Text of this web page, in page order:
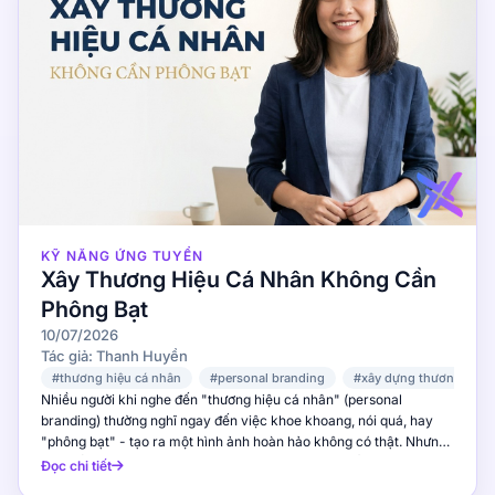
lần mà là liên tục, nhất quán qua nhiều tháng.
Cách trả lời tốt: "Trong 6 tháng đầu tại công ty
A, tôi đạt 110% KPI hàng tháng. Sang quý 3, tôi
vượt target 15% với doanh thu 450 triệu đồng,
trong đó 60% đến từ khách hàng mới. Tháng
cuối năm, dù thị trường chững lại, tôi vẫn đạt
100% mục tiêu nhờ tập trung vào khách hàng
chung như "thỉnh thoảng tôi đạt tốt" mà không
có con số cụ thể. Nhà tuyển dụng sẽ nghi ngờ
con số của bạn không đáng tin. 1.3 Điều gì thúc
đẩy bạn khi làm nghề sales? Câu hỏi này đánh
giá động lực thực sự của bạn. Nhà tuyển dụng
cần biết bạn gắn bó với nghề vì đam mê hay
chỉ vì đồng lương. Cách trả lời tốt: "Tôi thích
cảm giác giải được bài toán cho khách hàng.
Có những tháng khách hàng nói 'không' liên
tục, nhưng tháng tôi tìm ra đúng giải pháp và
khách ký hợp đồng 200 triệu - đó là khoảnh
khắc tôi nhớ mãi. Tiền lương là kết quả, không
phải mục tiêu." Lý do nhà tuyển dụng hỏi:
Nhân viên sales chỉ vì tiền sẽ bỏ việc ngay khi
KỸ NĂNG ỨNG TUYỂN
Xây Thương Hiệu Cá Nhân Không Cần
Phông Bạt
Tác giả: Thanh Huyền
10/07/2026
#thương hiệu cá nhân #personal branding #xây dựng thương hiệu
Nhiều người khi nghe đến "thương hiệu cá nhân" (personal branding) thường nghĩ ngay đến việc khoe khoang, nói quá, hay "phông bạt" - tạo ra một hình ảnh hoàn hảo không có thật. Nhưng thực tế, xây dựng personal brand hiệu quả không hề đòi hỏi bạn phải giả vờ là người khác. Ngược lại, chính việc cố gắng tỏa sáng theo cách không đúng với bản chất sẽ phản tác dụng - khiến bạn mất uy tín thay vì được tôn trọng. Vậy làm thế nào để xây dựng thương hiệu cá nhân một cách chân thực, khiến sếp và đối tác tự nhiên ngưỡng mộ và nể trọng bạn? Bài viết này sẽ chia sẻ những "tuyệt chiêu" giúp bạn làm điều đó - từ việc khám phá giá trị thật, tạo giá trị cho người khác, đến duy trì sự nhất quán trong mọi hành động. 👉 Bắt đầu xây dựng thương hiệu cá nhân ngay tại x-interview.com - nơi bạn có thể luyện tập phỏng vấn và thể hiện giá trị thật. 1. Tại Sao "Phông Bạt" Lại Không Bao Giờ Hiệu Quả? Trước khi vào chi tiết, hãy cùng hiểu tại sao cách tiếp cận "giả tạo" thường thất bại trong môi trường công sở và kinh doanh. Sự Không Nhất Quán (Inconsistency) Khi bạn tự dựng một hình ảnh không phải bản thân, bạn phải liên tục "diễn". Chỉ cần một khoảnh khắc lộ ra sự khác biệt giữa "người bạn" và "người họ nhìn thấy" - uy tín của bạn sụp đổ ngay lập tức. Trong môi trường công sở, nơi bạn làm việc hàng ngày với cùng nhóm người, việc duy trì mask (mặt nạ) là bất khả thi. Đặc biệt trong thời đại thông tin hiện nay, mọi thứ đều có thể được kiểm tra. LinkedIn profile, các bài viết trên mạng xã hội, phản hồi từ đồng nghiệp cũ - tất cả đều có thể tiết lộ sự mâu thuẫn giữa hình ảnh bạn xây dựng và con người thật. Khi sự thật được phơi bày, thiệt hại về uy tín còn nghiêm trọng hơn nhiều so với việc bạn chưa từng "phông bạt" bao giờ. Mất Năng Lượng (Energy Drain) "Người giỏi nhất" không chỉ là người có thành tích cao, mà còn là người có khả năng duy trì hiệu suất trong thời gian dài. Cố gắng trở thành "phiên bản khác" tốn rất nhiều năng lượng cảm xúc, khiến bạn mau kiệt sức và khó duy trì phong độ. Nghiên cứu từ Đại học Stanford cho thấy rằng việc duy trì một "hình ảnh giả tạo" đòi hỏi não bộ phải làm việc gấp đôi so với việc là chính mình. Điều này giải thích tại sao nhiều người cảm thấy kiệt sức sau một ngày làm việc dài - không phải vì công việc quá nặng, mà vì họ dành quá nhiều năng lượng cho việc "giả vờ". Thiếu Bằng Chứng (No Proof) Cho dù bạn có "nói" mình giỏi đến đâu, nếu không có bằng chứng, người khác sẽ không tin. Sếp và đối tác đều là những người đã nhìn thấy nhiều "hàng giả" - họ có khả năng phát hiện rất tinh tế. Điều quan trọng nhất: personal branding không phải là tạo ra một hình ảnh giả tạo, mà là khám phá và tỏa sáng giá trị thật của bạn. 2. Tuyệt Chiêu #1: "Giá Trị Thật" - Đừng Tạo Ra, Hãy Khám Phá Ra Cách Thực Hiện Thay vì hỏi "Tôi nên trông như thế nào để gây ấn tượng?", hãy hỏi "Điều gì làm tôi KHÁC BIỆT một cách tự nhiên?" Mỗi người đều có những điểm mạnh, phong cách, và cách tiếp cận công việc riêng. Bạn hãy nhận ra những điều này và để chúng trở thành phần thương hiệu của bạn. Cách khám phá: Hỏi người thân tín: "Theo bạn, điều gì làm tôi khác biệt?" Viết ra 5 thành tựu bạn tự hào nhất trong công việc Nhận ra quy luật: Bạn thường được khen về điều gì? Điều gì bạn làm tốt hơn hầu hết mọi người một cách tự nhiên? Phân tích feedback từ sếp và đồng nghiệp trong các buổi đánh giá hiệu suất Ví dụ thực tế: Anh Tuấn là một business analyst tại công ty IT. Thay vì cố trở thành "chuyên gia PowerPoint" hay "người nói trước đám đông giỏi", anh nhận ra điểm mạnh thật sự của mình là khả năng "dịch" ngôn ngữ kỹ thuật thành ngôn ngữ kinh doanh - điều mà lập trình viên và stakeholders (bên liên quan) đều cần. Anh bắt đầu định vị mình là "cầu nối" giữa tech và business, và dần trở thành người không thể thiếu trong mỗi dự án. Chìa khóa ở đây là sự tự nhận thức. Bạn không cần phải là người giỏi nhất trong mọi thứ - bạn chỉ cần giỏi nhất trong một lĩnh vực cụ thể mà người khác cần. Và khi bạn tập trung vào điểm mạnh đó, thương hiệu của bạn sẽ tự nhiên nổi bật. 👉 Khám phá giá trị thật của bạn và thể hiện nó trong buổi phỏng vấn tại X Interview. 3. Tuyệt Chiêu #2: "Tạo Giá Trị" Thay Vì "Nói Giá Trị" Nguyên Tắc Vàng Để người khác thấy giá trị của bạn, bạn không cần phải nói - hãy để kết quả tự nói thay. 3 cách tạo giá trị hiển nhiên: Giải quyết vấn đề trước khi được yêu cầu - Chủ động tìm hiểu khó khăn của team và đề xuất giải pháp. Đừng chờ sếp giao task, hãy chủ động tìm hiểu vấn đề và đề xuất cách giải quyết. Chia sẻ kiến thức một cách tự nhiên - Viết blog, hướng dẫn đồng nghiệp, hoặc đơn giản là trả lời câu hỏi trong group chat. Khi bạn chia sẻ kiến thức, mọi người sẽ tự nhiên coi bạn là chuyên gia. Kết nối người với người - Giới thiệu người này với người kia khi bạn thấy họ có thể giúp nhau. Hành động nhỏ này tạo ra giá trị lớn và giúp bạn trở thành "trung tâm" trong mạng lưới quan hệ. Ví dụ thực tế: Chị Mai làm trong ngành Marketing. Thay vì nói "Tôi giỏi SEO", chị bắt đầu chia sẻ những phân tích case study trên LinkedIn - chỉ ra tại sao một chiến dịch SEO thành công hay thất bại. Sau 6 tháng, chị trở thành "chuyên gia SEO" trong mắt mọi người mà không cần phải nói một lần nào. Bài viết của chị được chia sẻ rộng rãi, và nhiều người trong ngành bắt đầu chủ động kết nối với chị. Điều này chứng minh một nguyên tắc quan trọng: Giá trị bạn tạo ra cho người khác chính là thương hiệu mạnh nhất của bạn. 4. Tuyệt Chiêu #3: "Consistency" - Sự Nhất Quán Là Sức Mạnh Tại Sao Nhất Quán Quan Trọng? Sự nhất quán tạo ra niềm tin. Khi bạn luôn là chính mình trong mọi tình huống - từ họp team đến gặp khách hàng - người khác sẽ dần tin tưởng và nể trọng bạn. Cách duy trì sự nhất quán: Xác định giá trị cốt lõi - Bạn coi trọng điều gì trong công việc? Trung thực? Sáng tạo? Tận tâm? Hãy viết ra 3-5 giá trị cốt lõi và luôn hành động theo chúng. Hành động theo giá trị đó mỗi ngày - Không phải lúc nào cũng dễ, nhưng đó là cách xây dựng thương hiệu bền vững. Khi bạn đối mặt với tình huống khó khăn, hãy tự hỏi: "Giá trị cốt lõi của tôi nói gì về cách xử lý tình huống này?" Đừng thay đổi "màu sắc" theo từng người - Bạn có thể linh hoạt trong cách thể hiện, nhưng giá trị cốt lõi phải giữ nguyên. Một người sếp khác nhau không có nghĩa là bạn phải thay đổi con người mình. Ví dụ thực tế: Anh Minh, một quản lý sản phẩm, luôn giữ vững giá trị "minh bạch và trung thực" trong mọi tình huống. Khi dự án gặp vấn đề, anh không bao giờ giấu giếm mà báo cáo rõ ràng cho sếp và team. Ban đầu, một số người cho rằng anh quá thẳng thắn. Nhưng sau một thời gian, mọi người đều tin tưởng anh tuyệt đối - vì họ biết anh luôn nói sự thật, dù có thể khó nghe. 👉 Thể hiện sự nhất quán của bạn trong buổi phỏng vấn AI tại x-interview.com. 5. Tuyệt Chiêu #4: "Storytelling" - Kể Chuyện Thay Vì Liệt Kê Tại Sao Kể Chuyện Hiệu Quả Hơn? Con người ta nhớ câu chuyện tốt hơn số liệu. Thay vì nói "Tôi đã tăng trưởng doanh thu 30%", hãy kể câu chuyện về cách bạn làm điều đó. Câu chuyện tạo ra cảm xúc, và cảm xúc tạo ra ấn tượng lâu dài. Cấu trúc câu chuyện hiệu quả: Bối cảnh - Bạn đang ở đâu trước khi bắt đầu? Mô tả tình huống ban đầu một cách chi tiết để người nghe có thể hình dung. Thách thức - Bạn đối mặt với khó khăn gì? Đừng ngại chia sẻ những trở ngại thực tế - chúng làm câu chuyện trở nên chân thực hơn. Hành động - Bạn đã làm gì để vượt qua? Tập trung vào các bước cụ thể bạn đã thực hiện, không phải lý thuyết chung chung. Kết quả - Điều gì thay đổi sau đó? Sử dụng số liệu cụ thể khi có thể để tăng sức thuyết phục. Bài học - Bạn rút ra được gì? Đây là phần quan trọng nhất - nó cho thấy khả năng tư duy và học hỏi của bạn. Ví dụ thực tế: Anh Hoàng, một quản lý dự án, thay vì liệt kê "Đã quản lý 15 dự án thành công", anh kể câu chuyện về dự án đầu tiên anh thất bại - cách anh học hỏi từ sai lầm, và từ đó xây dựng phương pháp quản lý riêng giúp anh thành công với 14 dự án tiếp theo. Câu chuyện này ấn tượng hơn gấp nhiều lần so với một danh sách thành tích. Khi bạn kể chuyện, hãy nhớ: người nghe muốn thấy con người thật của bạn, không phải một danh sách achievement. 6. Tuyệt Chiêu #5: "Listening" - Lắng Nghe Là Nghệ Thuật Xây Dựng Thương Hiệu Tại Sao Lắng Nghe Là Sức Mạnh? Khi bạn thực sự lắng nghe người khác, bạn thể hiện sự tôn trọng và hiểu biết. Đây là nền tảng của mọi mối quan hệ chuyên nghiệp tốt đẹp. Một người biết lắng nghe thường được đánh giá cao hơn một người chỉ biết nói. Cách lắng nghe hiệu quả: Đặt câu hỏi sâu - Thay vì nói "Tôi hiểu", hãy hỏi "Bạn có thể chia sẻ thêm về..." hoặc "Điều gì khiến bạn nghĩ như vậy?" Câu hỏi sâu cho thấy bạn thực sự quan tâm. Ghi chú và nhớ - Khi bạn nhớ chi tiết nhỏ về người khác, họ cảm thấy được trân trọng. Một câu "Hôm nay vợ bạn thế nào?" hay "Dự án上次那个怎么样了?" có thể tạo ra ấn tượng lớn. Phản hồi có giá trị - Đưa ra insight hoặc gợi ý dựa trên những gì bạn nghe được. Đừng chỉ lắng nghe rồi quên - hãy thể hiện bạn đã hiểu và có thể đóng góp. Ví dụ thực tế: Chị Lan, một giám đốc nhân sự, nổi tiếng với khả năng lắng nghe. Trong mỗi buổi phỏng vấn, chị luôn đặt câu hỏi sâu và ghi nhớ chi tiết nhỏ về ứng viên. Nhiều ứng viên sau đó chia sẻ rằng họ cảm thấy chị Lan thực sự quan tâm đến họ - không chỉ như một ứng viên, mà như một con người. Chính khả năng này giúp chị xây dựng mạng lưới ứng viên chất lượng cao cho công ty. 7. Tuyệt Chiêu #6: "Networking" - Xây Dựng Mạng Lưới Chân Thật Nguyên Tắc Networking Hiệu Quả Networking không phải là "lấy lòng" mọi người. Đó là việc xây dựng mối quan hệ hai chiều, nơi cả hai bên đều có lợi. Một mạng lưới mạnh mẽ không được xây dựng từ số lượng contacts, mà từ chất lượng mối quan hệ. Cách networking chân thật: Cho đi trước - Giúp đỡ người khác mà không mong đợi nhận lại ngay. Khi bạn giúp đỡ vô điều kiện, người khác sẽ tự nhiên muốn giúp bạn khi cần. Duy trì liên lạc - Một tin nhắn chúc mừng sinh nhật hoặc hỏi thăm sức khỏe có ý nghĩa lớn. Đừng để mối quan hệ "chết" sau lần gặp đầu tiên. Tham gia cộng đồng - Tham gia các nhóm ngành, sự kiện, và hoạt động cộng đồng. Đây là nơi bạn có thể gặp gỡ những người có cùng mối
Đọc chi tiết